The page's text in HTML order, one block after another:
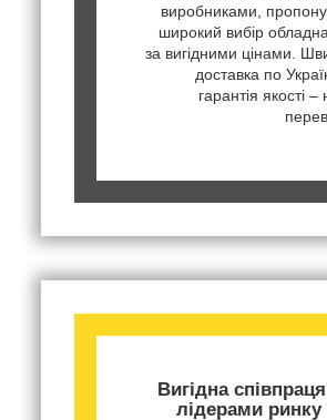
виробниками,
широкий вибір
за вигідними цінами.
доставка по
гарантія якості –
Вигідна
лідерами ринку